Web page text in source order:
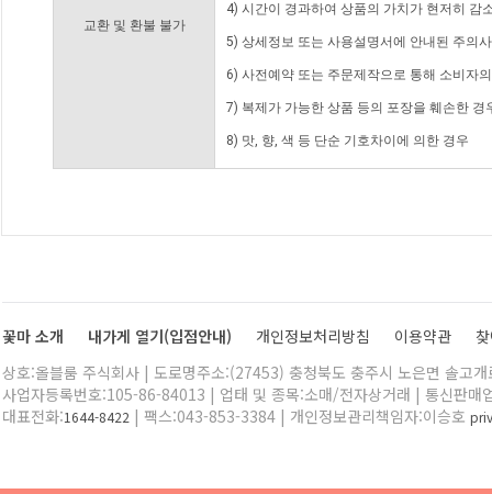
교환 및 환불 불가
4) 시간이 경과하여 상품의 가치가 현저히 감
5) 상세정보 또는 사용설명서에 안내된 주의
6) 사전예약 또는 주문제작으로 통해 소비자
7) 복제가 가능한 상품 등의 포장을 훼손한 경
8) 맛, 향, 색 등 단순 기호차이에 의한 경우
꽃마 소개 내가게 열기(입점안내) 개인정보처리방침 이용약관
상호:올블룸 주식회사 | 도로명주소:(27453) 충청북도 충주시 노은면 솔고
사업자등록번호:105-86-84013 | 업태 및 종목:소매/전자상거래 | 통신판매
대표전화:1644-8422 | 팩스:043-853-3384 | 개인정보관리책임자:이승호